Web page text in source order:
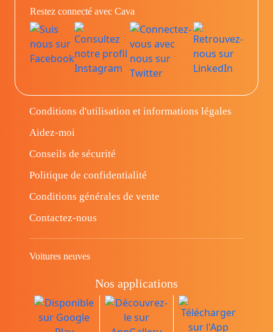
Restez connecté avec Cava
Conditions d'utilisation et informations légales
Aidez-moi
Conseils de sécurité
Politique de confidentialité
Conditions générales de vente
Contactez-nous
Voitures neuves
Nos applications